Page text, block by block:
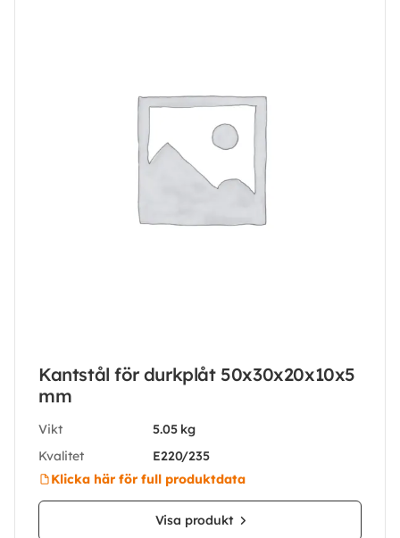
Kantstål för durkplåt 50x30x20x10x5
mm
Vikt
5.05 kg
Kvalitet
E220/235
Klicka här för full produktdata
Visa produkt